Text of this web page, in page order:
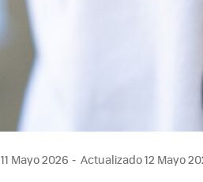
11 Mayo 2026 Actualizado 12 Mayo